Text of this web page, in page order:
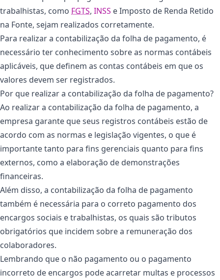
trabalhistas, como FGTS, INSS e Imposto de Renda Retido
na Fonte, sejam realizados corretamente.
Para realizar a contabilização da folha de pagamento, é
necessário ter conhecimento sobre as normas contábeis
aplicáveis, que definem as contas contábeis em que os
valores devem ser registrados.
Por que realizar a contabilização da folha de pagamento?
Ao realizar a contabilização da folha de pagamento, a
empresa garante que seus registros contábeis estão de
acordo com as normas e legislação vigentes, o que é
importante tanto para fins gerenciais quanto para fins
externos, como a elaboração de demonstrações
financeiras.
Além disso, a contabilização da folha de pagamento
também é necessária para o correto pagamento dos
encargos sociais e trabalhistas, os quais são tributos
obrigatórios que incidem sobre a remuneração dos
colaboradores.
Lembrando que o não pagamento ou o pagamento
incorreto de encargos pode acarretar multas e processos